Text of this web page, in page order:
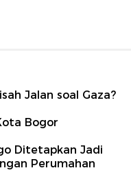
Jalan soal Gaza?
Bogor
Ditetapkan Jadi
Perumahan